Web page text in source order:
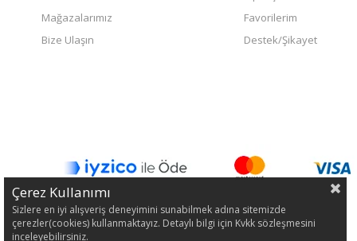
Mağazalarımız
Bize Ulaşın
Favorilerim
Destek/Şikayet
Çerez Kullanımı
Sizlere en iyi alışveriş deneyimini sunabilmek adına sitemizde
çerezler(cookies) kullanmaktayız. Detaylı bilgi için Kvkk sözleşmesini
inceleyebilirsiniz.